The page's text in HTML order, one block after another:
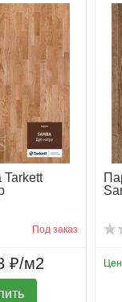
Tarkett
Под заказ
₽/м2